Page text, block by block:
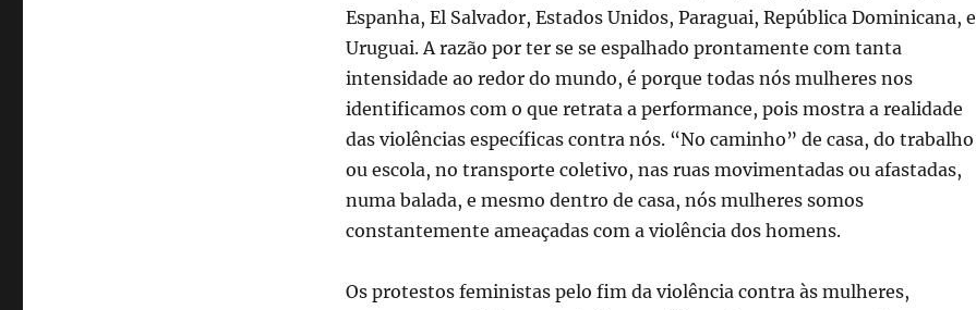
Espanha, El Salvador, Estados Unidos, Paraguai, República Dominicana, e
Uruguai. A razão por ter se se espalhado prontamente com tanta
intensidade ao redor do mundo, é porque todas nós mulheres nos
identificamos com o que retrata a performance, pois mostra a realidade
das violências específicas contra nós. “No caminho” de casa, do trabalho
ou escola, no transporte coletivo, nas ruas movimentadas ou afastadas,
numa balada, e mesmo dentro de casa, nós mulheres somos
constantemente ameaçadas com a violência dos homens.
Os protestos feministas pelo fim da violência contra às mulheres,